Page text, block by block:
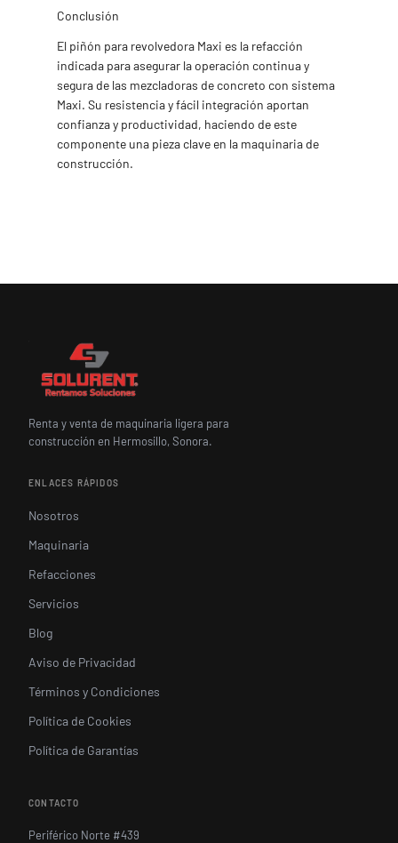
Conclusión
El piñón para revolvedora Maxi es la refacción
indicada para asegurar la operación continua y
segura de las mezcladoras de concreto con sistema
Maxi. Su resistencia y fácil integración aportan
confianza y productividad, haciendo de este
componente una pieza clave en la maquinaria de
construcción.
Renta y venta de maquinaria ligera para
construcción en Hermosillo, Sonora.
ENLACES RÁPIDOS
Nosotros
Maquinaria
Refacciones
Servicios
Blog
Aviso de Privacidad
Términos y Condiciones
Política de Cookies
Política de Garantías
CONTACTO
Periférico Norte #439